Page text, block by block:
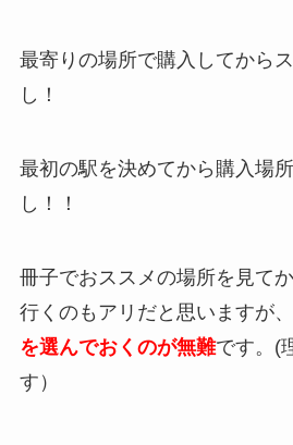
最寄りの場所で購入してから
し！
最初の駅を決めてから購入場
し！！
冊子でおススメの場所を見て
行くのもアリだと思いますが、
を選んでおくのが無難です。(
す）